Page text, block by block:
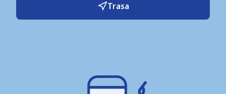
Trasa